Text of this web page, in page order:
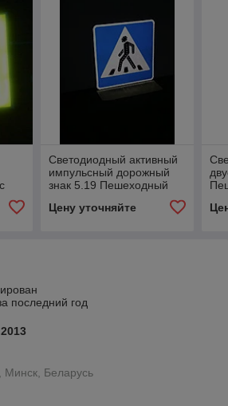
Светодиодный активный
импульсный дорожный
знак 5.19 Пешеходный
Цену уточняйте
последний год
Минск, Беларусь